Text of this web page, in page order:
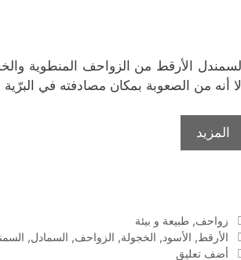
الأرقط من الزواحف المنطوية
أنه من الصعوبة بمكان مصادفته في البرّية
المزيد
التصنيفات
زواحف, طبيعة و بيئة
الوسوم
الأرقط, الأسود, الخجولة, الزواحف, السمادل,
أضف تعليق